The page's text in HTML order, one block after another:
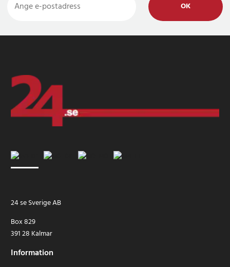
OK
24 se Sverige AB
Box 829
391 28 Kalmar
Information